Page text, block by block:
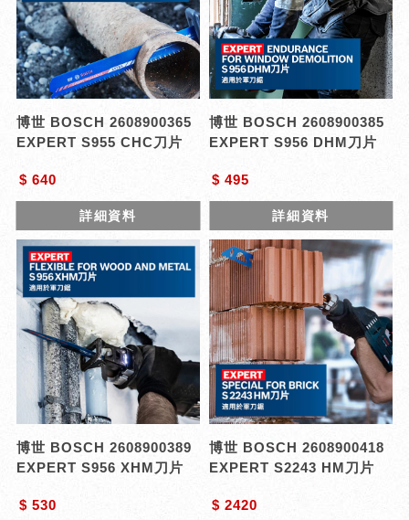
博世 BOSCH 2608900365
EXPERT S955 CHC刀片
$ 640
詳細資料
博世 BOSCH 2608900385
EXPERT S956 DHM刀片
$ 495
詳細資料
博世 BOSCH 2608900389
EXPERT S956 XHM刀片
$ 530
博世 BOSCH 2608900418
EXPERT S2243 HM刀片
$ 2420